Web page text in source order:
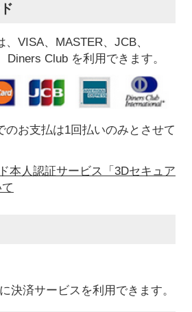
VISA、MASTER、JCB、
Diners Club を利用できます。
のお支払は1回払いのみとさせて
本人認証サービス「3Dセキュア
決済サービスを利用できます。